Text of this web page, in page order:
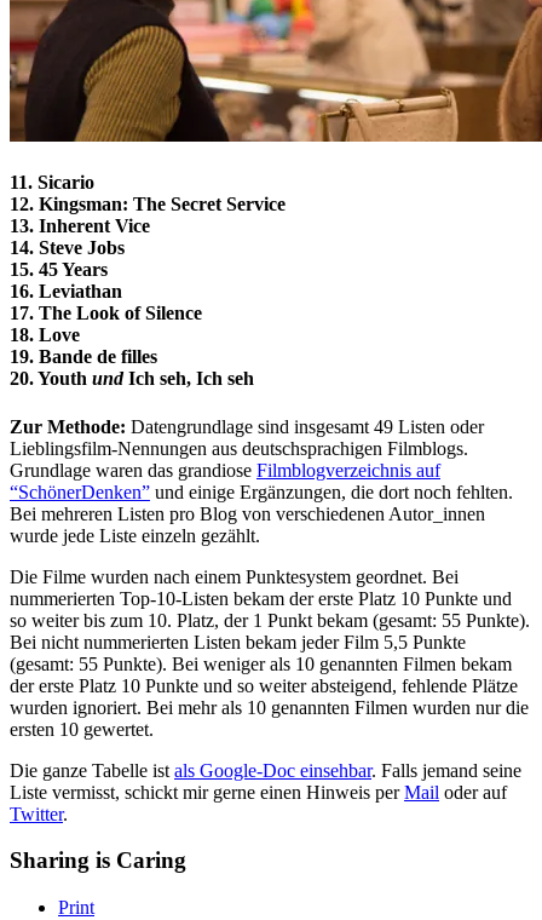
11. Sicario
12. Kingsman: The Secret Service
13. Inherent Vice
14. Steve Jobs
15. 45 Years
16. Leviathan
17. The Look of Silence
18. Love
19. Bande de filles
20. Youth undIch seh, Ich seh
Zur Methode: Datengrundlage sind insgesamt 49 Listen oder
Lieblingsfilm-Nennungen aus deutschsprachigen Filmblogs.
Grundlage waren das grandiose Filmblogverzeichnis auf
“SchönerDenken” und einige Ergänzungen, die dort noch fehlten.
Bei mehreren Listen pro Blog von verschiedenen Autor_innen
wurde jede Liste einzeln gezählt.
Die Filme wurden nach einem Punktesystem geordnet. Bei
nummerierten Top-10-Listen bekam der erste Platz 10 Punkte und
so weiter bis zum 10. Platz, der 1 Punkt bekam (gesamt: 55 Punkte).
Bei nicht nummerierten Listen bekam jeder Film 5,5 Punkte
(gesamt: 55 Punkte). Bei weniger als 10 genannten Filmen bekam
der erste Platz 10 Punkte und so weiter absteigend, fehlende Plätze
wurden ignoriert. Bei mehr als 10 genannten Filmen wurden nur die
ersten 10 gewertet.
Die ganze Tabelle ist als Google-Doc einsehbar. Falls jemand seine
Liste vermisst, schickt mir gerne einen Hinweis perMail oder auf
Twitter.
Sharing is Caring
Print